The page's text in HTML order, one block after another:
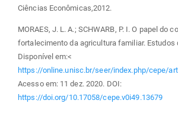
Ciências Econômicas,2012.
MORAES, J. L. A.; SCHWARB, P. I. O papel do
fortalecimento da agricultura familiar. Estudos
Disponível em:<
https://online.unisc.br/seer/index.php/cepe/
Acesso em: 11 dez. 2020. DOI:
https://doi.org/10.17058/cepe.v0i49.13679